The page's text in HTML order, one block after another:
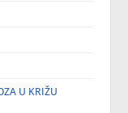
U KRIŽU